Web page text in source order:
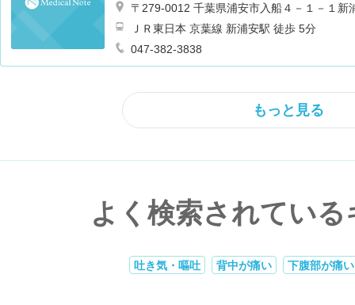
〒279-0012 千葉県浦安市入船４－１－１新
ＪＲ東日本 京葉線 新浦安駅 徒歩 5分
047-382-3838
もっと見る
よく検索されてい
吐き気・嘔吐 背中が痛い 下腹部が痛い